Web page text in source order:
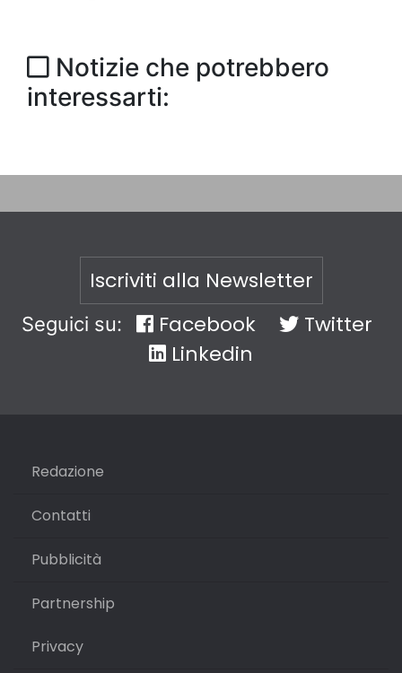
Notizie che potrebbero
interessarti:
Iscriviti alla Newsletter
Seguici su: Facebook
Twitter
Linkedin
Redazione
Contatti
Pubblicità
Partnership
Privacy